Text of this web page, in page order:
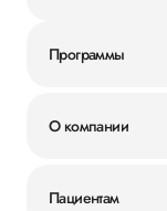
Программы
О компании
Пациентам